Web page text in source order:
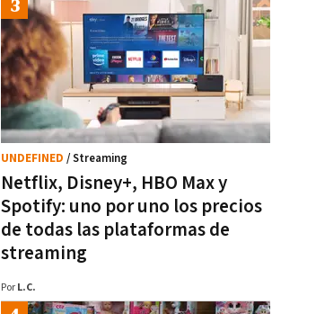
Netflix, Disney+, HBO Max y
Spotify: uno por uno los precios
de todas las plataformas de
streaming
UNDEFINED / Streaming
Por L.C.